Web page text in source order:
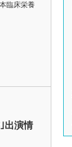
臨床栄養
出演情